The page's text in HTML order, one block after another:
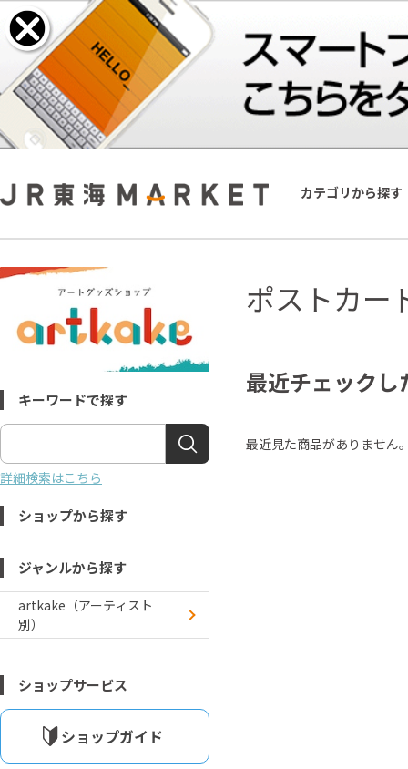
カテゴリから探す
キーワードで探す
詳細検索はこちら
ショップから探す
ジャンルから探す
artkake（アーティスト
別）
ショップサービス
ショップガイド
ポストカー
最近チェックし
最近見た商品がありません